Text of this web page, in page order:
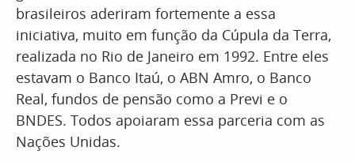
brasileiros aderiram fortemente a essa
iniciativa, muito em função da Cúpula da Terra,
realizada no Rio de Janeiro em 1992. Entre eles
estavam o Banco Itaú, o ABN Amro, o Banco
Real, fundos de pensão como a Previ e o
BNDES. Todos apoiaram essa parceria com as
Nações Unidas.